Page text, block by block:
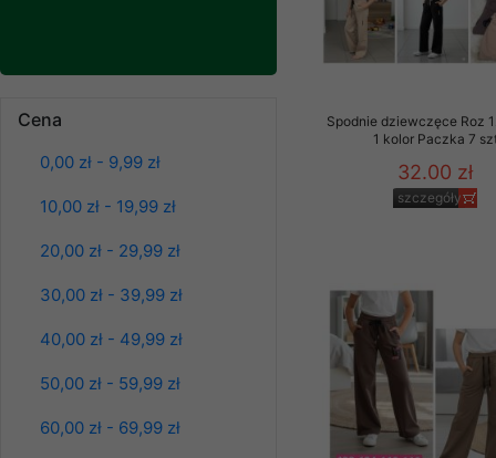
Cena
0,00 zł - 9,99 zł
10,00 zł - 19,99 zł
20,00 zł - 29,99 zł
30,00 zł - 39,99 zł
40,00 zł - 49,99 zł
50,00 zł - 59,99 zł
60,00 zł - 69,99 zł
Kolor Paczka 10 szt
61.00 zł
szczegóły
Spodnie dziewczęce Roz
1 kolor Paczka 7
32.00 zł
szczegóły
Klientów
ochronie danych
serwerach
Każdy Klient, który
Sklep nie
Nasz Sklep
przez nasz serwer i
jego indywidualnych
opcję przyjmowania
może wpłynąć na
Klienta przechowują
• sesji